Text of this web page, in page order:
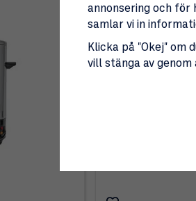
annonsering och
samlar vi in
Klicka på "Okej" om
vill stänga av